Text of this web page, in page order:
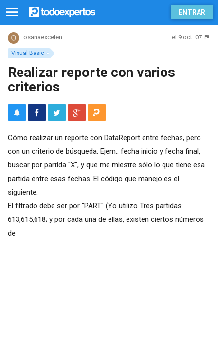
ENTRAR
Visual Basic
osanaexcelen el 9 oct. 07
Realizar reporte con varios
criterios
Cómo realizar un reporte con DataReport entre fechas, pero
con un criterio de búsqueda. Ejem.: fecha inicio y fecha final,
buscar por partida "X", y que me miestre sólo lo que tiene esa
partida entre esas fechas. El código que manejo es el
siguiente:
El filtrado debe ser por "PART" (Yo utilizo Tres partidas:
613,615,618; y por cada una de ellas, existen ciertos números
de